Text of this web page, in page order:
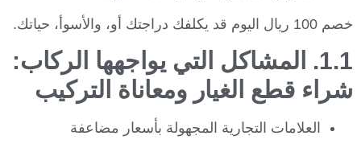
خصم 100 ريال اليوم قد يكلفك دراجتك أو، والأسوأ، حياتك.
1.1. المشاكل التي يواجهها الركاب:
شراء قطع الغيار ومعاناة التركيب
العلامات التجارية المجهولة بأسعار مضاعفة